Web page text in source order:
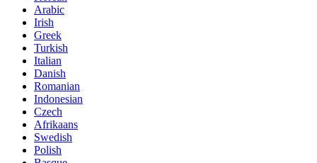
Arabic
Irish
Greek
Turkish
Italian
Danish
Romanian
Indonesian
Czech
Afrikaans
Swedish
Polish